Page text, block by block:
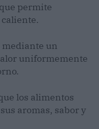
permite
mediante un
uniformemente
los alimentos
aromas, sabor y